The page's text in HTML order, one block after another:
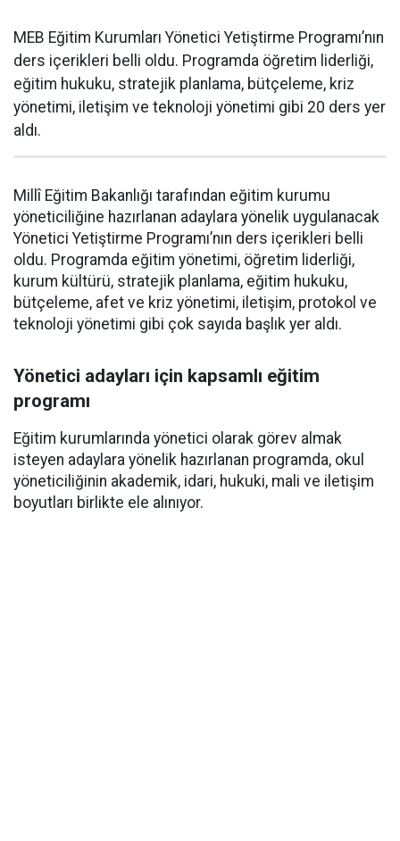
MEB Eğitim Kurumları Yönetici Yetiştirme Programı’nın
ders içerikleri belli oldu. Programda öğretim liderliği,
eğitim hukuku, stratejik planlama, bütçeleme, kriz
yönetimi, iletişim ve teknoloji yönetimi gibi 20 ders yer
aldı.
Millî Eğitim Bakanlığı tarafından eğitim kurumu
yöneticiliğine hazırlanan adaylara yönelik uygulanacak
Yönetici Yetiştirme Programı’nın ders içerikleri belli
oldu. Programda eğitim yönetimi, öğretim liderliği,
kurum kültürü, stratejik planlama, eğitim hukuku,
bütçeleme, afet ve kriz yönetimi, iletişim, protokol ve
teknoloji yönetimi gibi çok sayıda başlık yer aldı.
Yönetici adayları için kapsamlı eğitim
programı
Eğitim kurumlarında yönetici olarak görev almak
isteyen adaylara yönelik hazırlanan programda, okul
yöneticiliğinin akademik, idari, hukuki, mali ve iletişim
boyutları birlikte ele alınıyor.